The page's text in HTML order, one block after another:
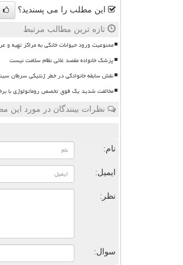
این مطلب را می پسندید؟
تازه ترین مطالب مرتبط
ممنوعیت ورود حیوانات خانگی به مراکز تهیه و
پزشک خانواده مقصد غائی نظام سلامت نیست
نقش سابقه خانوادگی در خطر ژنتیکی سرطان
مخالفت شدید یک فوق تخصص روماتولوژی با
نظرات بینندگان در مورد این
نام:
ایمیل:
نظر:
سوال: